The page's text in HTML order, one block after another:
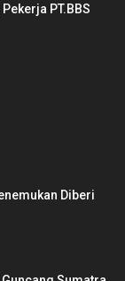
PT.BBS
Diberi